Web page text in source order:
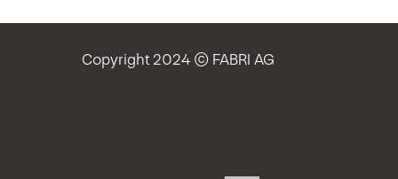
Copyright 2024 © FABRI AG